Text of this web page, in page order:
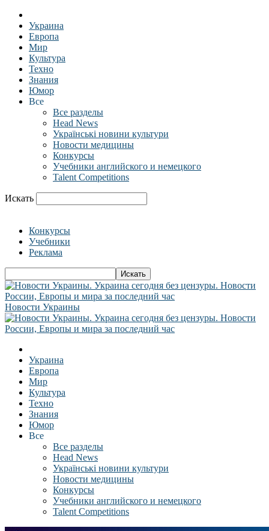
Украина
Европа
Мир
Культура
Техно
Знания
Юмор
Все
Все разделы
Head News
Українські новини культури
Новости медицины
Конкурсы
Учебники английского и немецкого
Talent Competitions
Искать
Конкурсы
Учебники
Реклама
Новости Украины
Украина
Европа
Мир
Культура
Техно
Знания
Юмор
Все
Все разделы
Head News
Українські новини культури
Новости медицины
Конкурсы
Учебники английского и немецкого
Talent Competitions